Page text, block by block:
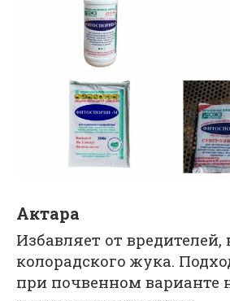
Актара
Избавляет от
колорадского жука.
при почвенном варианте